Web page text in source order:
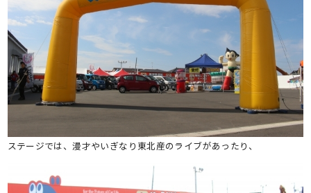
ステージでは、漫才やいぎなり東北産のライブがあったり、